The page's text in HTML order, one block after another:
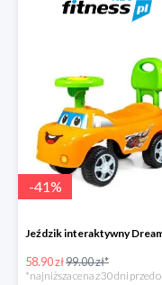
-41%
58.90 zł99.00 zł*